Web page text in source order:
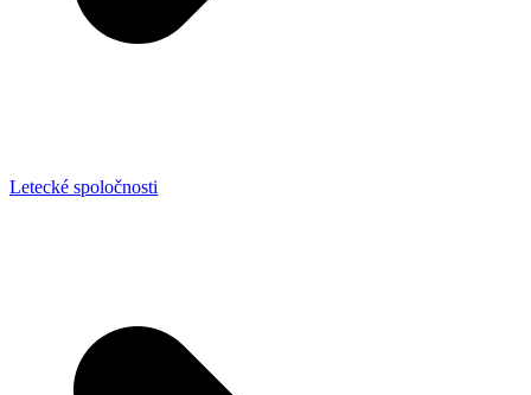
Letecké spoločnosti